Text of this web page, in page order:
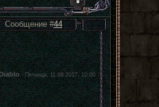
Сообщение #44
- Пятница, 11.08.2017, 10:00